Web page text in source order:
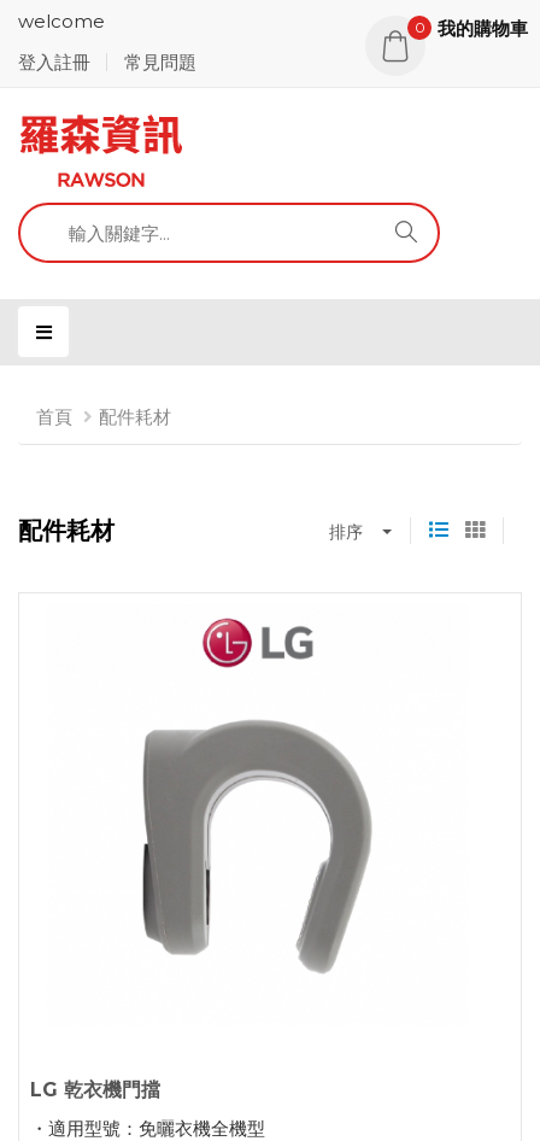
welcome
登入註冊
常見問題
0 我的購物車
首頁 配件耗材
配件耗材 排序
LG 乾衣機門擋
・適用型號：免曬衣機全機型